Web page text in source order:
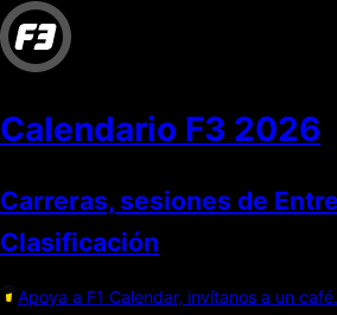
Calendario F3 2026
Carreras, sesiones de
Clasificación
Apoya a F1 Calendar, invítanos a un café.